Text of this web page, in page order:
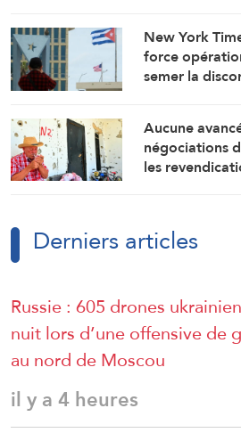
New York
force
semer la
Aucune
négociations
les
Derniers articles
Russie : 605 drones
nuit lors d’une offensive de
au nord de Moscou
il y a 4 heures